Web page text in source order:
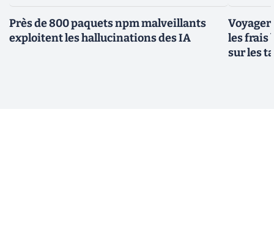
Près de 800 paquets npm malveillants
exploitent les hallucinations des IA
les frais
sur les